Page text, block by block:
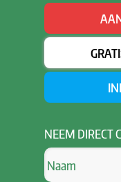
NEEM DIRECT